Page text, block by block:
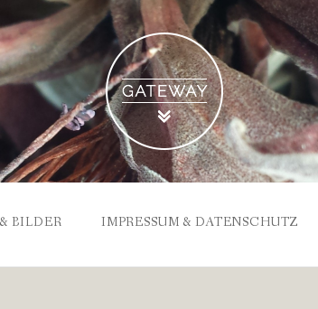
BILDER IMPRESSUM & DATENSCHUTZ